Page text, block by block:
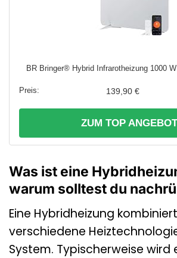
BR Bringer® Hybrid Infrarotheizung 1000
139,90 €
ZUM TOP
Was ist eine
warum solltest du
Eine Hybridheizung
verschiedene
System. Typischerweise wird